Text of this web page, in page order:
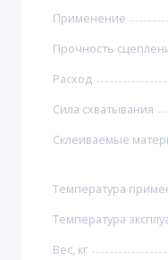
Применение
Прочность
Расход
Сила схватывания
Склеиваемые
Температура
Температура
Вес, кг